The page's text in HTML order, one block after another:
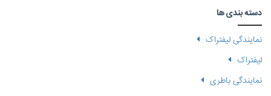
دسته بندی ها
نمایندگی لیفتراک
لیفتراک
نمایندگی باطری